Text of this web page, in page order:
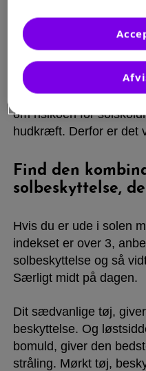
Solens stråler har
dæmper eksemet,
huden og giver
forværre dit eksem og
om risikoen for
hudkræft. Derfor er det
Find den
solbeskyttelse,
Hvis du er ude i solen
indekset er over 3,
solbeskyttelse og så
Særligt midt på dagen.
Dit sædvanlige tøj,
beskyttelse. Og
bomuld, giver den
stråling. Mørkt tøj,